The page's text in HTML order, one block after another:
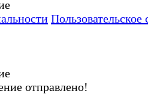
Пользовательское
отправлено!